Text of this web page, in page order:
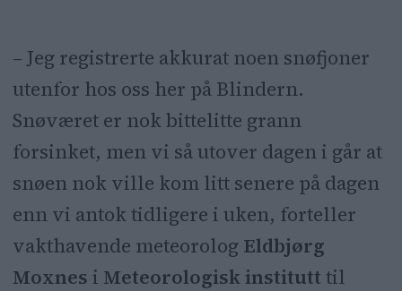
– Jeg registrerte akkurat noen snøfjoner
utenfor hos oss her på Blindern.
Snøværet er nok bittelitte grann
forsinket, men vi så utover dagen i går at
snøen nok ville kom litt senere på dagen
enn vi antok tidligere i uken, forteller
vakthavende meteorolog Eldbjørg
Moxnes i Meteorologisk institutt til